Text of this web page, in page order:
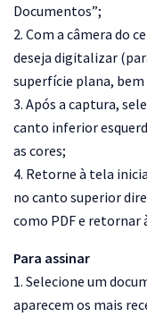
Documentos”;
2. Com a câmera do
deseja digitalizar
superfície plana,
3. Após a captura,
canto inferior
as cores;
4. Retorne à tela
no canto superior
como PDF e retornar
Para assinar
1. Selecione um
aparecem os mais